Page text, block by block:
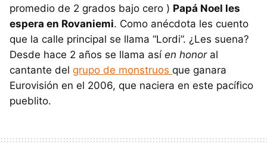
promedio de 2 grados bajo cero ) Papá Noel les
espera en Rovaniemi. Como anécdota les cuento
que la calle principal se llama “Lordi”. ¿Les suena?
Desde hace 2 años se llama así en honoral
cantante del grupo de monstruos que ganara
Eurovisión en el 2006, que naciera en este pacífico
pueblito.